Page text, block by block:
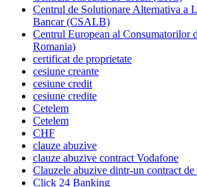
Centrul de Solutionare Alternativa a
Bancar (CSALB)
Centrul European al Consumatorilor
Romania)
certificat de proprietate
cesiune creante
cesiune credit
cesiune credite
Cetelem
Cetelem
CHF
clauze abuzive
clauze abuzive contract Vodafone
Clauzele abuzive dintr-un contract de
Click 24 Banking